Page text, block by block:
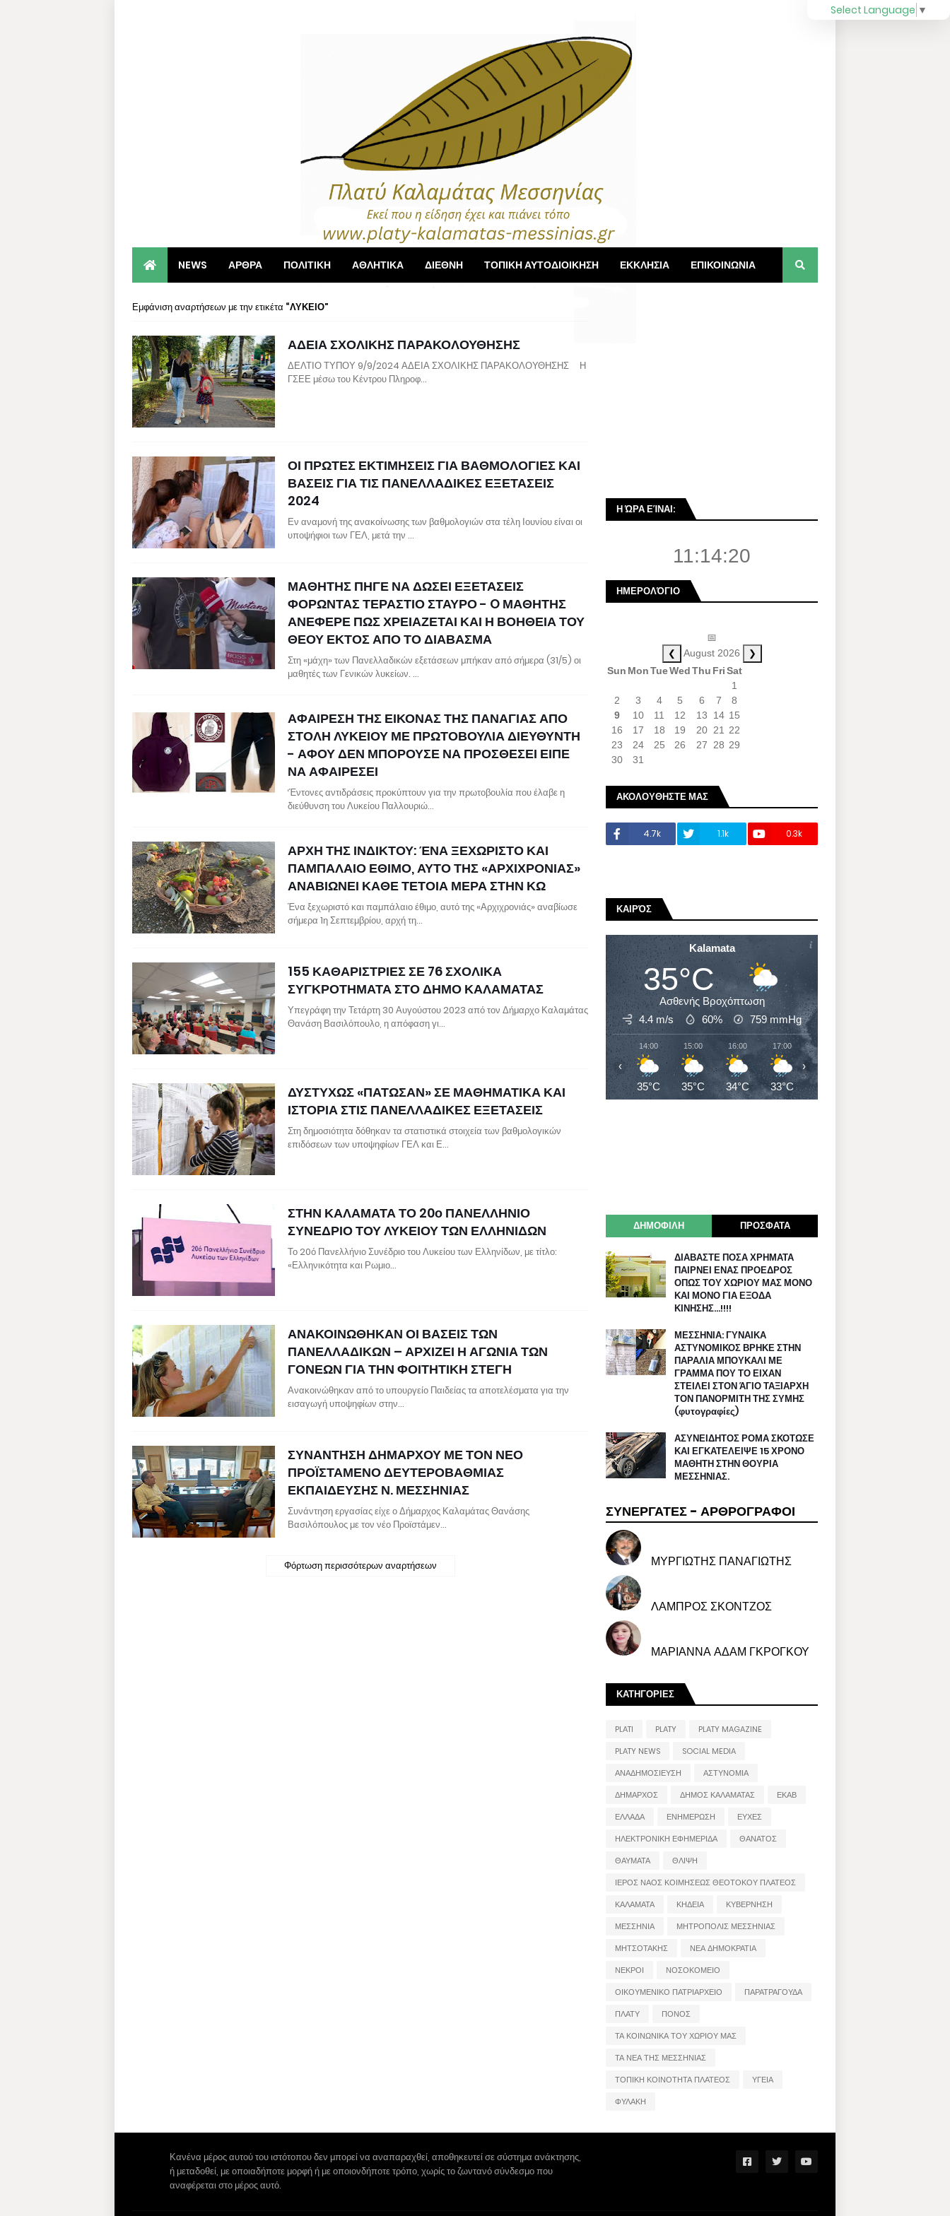
NEWS ΑΡΘΡΑ ΠΟΛΙΤΙΚΗ ΑΘΛΗΤΙΚΑ ΔΙΕΘΝΗ ΤΟΠΙΚΗ ΑΥΤΟΔΙΟΙΚΗΣΗ ΕΚΚΛΗΣΙΑ ΕΠΙΚΟΙΝΩΝΙΑ
Εμφάνιση αναρτήσεων με την ετικέτα ΛΥΚΕΙΟ
ΑΔΕΙΑ ΣΧΟΛΙΚΗΣ ΠΑΡΑΚΟΛΟΥΘΗΣΗΣ
ΔΕΛΤΙΟ ΤΥΠΟΥ 9/9/2024 ΑΔΕΙΑ ΣΧΟΛΙΚΗΣ ΠΑΡΑΚΟΛΟΥΘΗΣΗΣ Η
ΓΣΕΕ μέσω του Κέντρου Πληροφ…
ΟΙ ΠΡΩΤΕΣ ΕΚΤΙΜΗΣΕΙΣ ΓΙΑ ΒΑΘΜΟΛΟΓΙΕΣ ΚΑΙ
ΒΑΣΕΙΣ ΓΙΑ ΤΙΣ ΠΑΝΕΛΛΑΔΙΚΕΣ ΕΞΕΤΑΣΕΙΣ
2024
Εν αναμονή της ανακοίνωσης των βαθμολογιών στα τέλη Ιουνίου είναι οι
υποψήφιοι των ΓΕΛ, μετά την …
ΜΑΘΗΤΗΣ ΠΗΓΕ ΝΑ ΔΩΣΕΙ ΕΞΕΤΑΣΕΙΣ
ΦΟΡΩΝΤΑΣ ΤΕΡΑΣΤΙΟ ΣΤΑΥΡΟ - O ΜΑΘΗΤΗΣ
ΑΝΕΦΕΡΕ ΠΩΣ ΧΡΕΙΑΖΕΤΑΙ ΚΑΙ Η ΒΟΗΘΕΙΑ ΤΟΥ
ΘΕΟΥ ΕΚΤΟΣ ΑΠΟ ΤΟ ΔΙΑΒΑΣΜΑ
Στη «μάχη» των Πανελλαδικών εξετάσεων μπήκαν από σήμερα (31/5) οι
μαθητές των Γενικών λυκείων. …
ΑΦΑΙΡΕΣΗ ΤΗΣ ΕΙΚΟΝΑΣ ΤΗΣ ΠΑΝΑΓΙΑΣ ΑΠΟ
ΣΤΟΛΗ ΛΥΚΕΙΟΥ ΜΕ ΠΡΩΤΟΒΟΥΛΙΑ ΔΙΕΥΘΥΝΤΗ
- ΑΦΟΥ ΔΕΝ ΜΠΟΡΟΥΣΕ ΝΑ ΠΡΟΣΘΕΣΕΙ ΕΙΠΕ
ΝΑ ΑΦΑΙΡΕΣΕΙ
‘Έντονες αντιδράσεις προκύπτουν για την πρωτοβουλία που έλαβε η
διεύθυνση του Λυκείου Παλλουριώ…
ΑΡΧΗ ΤΗΣ ΙΝΔΙΚΤΟΥ: ΈΝΑ ΞΕΧΩΡΙΣΤΟ ΚΑΙ
ΠΑΜΠΑΛΑΙΟ ΕΘΙΜΟ, ΑΥΤΟ ΤΗΣ «ΑΡΧΙΧΡΟΝΙΑΣ»
ΑΝΑΒΙΩΝΕΙ ΚΑΘΕ ΤΕΤΟΙΑ ΜΕΡΑ ΣΤΗΝ ΚΩ
Ένα ξεχωριστό και παμπάλαιο έθιμο, αυτό της «Αρχιχρονιάς» αναβίωσε
σήμερα 1η Σεπτεμβρίου, αρχή τη…
155 ΚΑΘΑΡΙΣΤΡΙΕΣ ΣΕ 76 ΣΧΟΛΙΚΑ
ΣΥΓΚΡΟΤΗΜΑΤΑ ΣΤΟ ΔΗΜΟ ΚΑΛΑΜΑΤΑΣ
Υπεγράφη την Τετάρτη 30 Αυγούστου 2023 από τον Δήμαρχο Καλαμάτας
Θανάση Βασιλόπουλο, η απόφαση γι…
ΔΥΣΤΥΧΩΣ «ΠΑΤΩΣΑΝ» ΣΕ ΜΑΘΗΜΑΤΙΚΑ ΚΑΙ
ΙΣΤΟΡΙΑ ΣΤΙΣ ΠΑΝΕΛΛΑΔΙΚΕΣ ΕΞΕΤΑΣΕΙΣ
Στη δημοσιότητα δόθηκαν τα στατιστικά στοιχεία των βαθμολογικών
επιδόσεων των υποψηφίων ΓΕΛ και Ε…
ΣΤΗΝ ΚΑΛΑΜΑΤΑ ΤΟ 20ο ΠΑΝΕΛΛΗΝΙΟ
ΣΥΝΕΔΡΙΟ ΤΟΥ ΛΥΚΕΙΟΥ ΤΩΝ ΕΛΛΗΝΙΔΩΝ
Το 20ό Πανελλήνιο Συνέδριο του Λυκείου των Ελληνίδων, με τίτλο:
«Ελληνικότητα και Ρωμιο…
ΑΝΑΚΟΙΝΩΘΗΚΑΝ ΟΙ ΒΑΣΕΙΣ ΤΩΝ
ΠΑΝΕΛΛΑΔΙΚΩΝ – ΑΡΧΙΖΕΙ Η ΑΓΩΝΙΑ ΤΩΝ
ΓΟΝΕΩΝ ΓΙΑ ΤΗΝ ΦΟΙΤΗΤΙΚΗ ΣΤΕΓΗ
Ανακοινώθηκαν από το υπουργείο Παιδείας τα αποτελέσματα για την
εισαγωγή υποψηφίων στην…
ΣΥΝΑΝΤΗΣΗ ΔΗΜΑΡΧΟΥ ΜΕ ΤΟΝ ΝΕΟ
ΠΡΟΪΣΤΑΜΕΝΟ ΔΕΥΤΕΡΟΒΑΘΜΙΑΣ
ΕΚΠΑΙΔΕΥΣΗΣ Ν. ΜΕΣΣΗΝΙΑΣ
Συνάντηση εργασίας είχε ο Δήμαρχος Καλαμάτας Θανάσης
Βασιλόπουλος με τον νέο Προϊστάμεν…
Φόρτωση περισσότερων αναρτήσεων
Select Language ▼
Η ΏΡΑ ΕΊΝΑΙ:
11:14:21
ΗΜΕΡΟΛΌΓΙΟ
📅
❮ August 2026 ❯
Sun MonTueWedThu FriSat
1
2
3 4 5 6 7
8
9
10 11 12 13 14 15
16
17 18 19 20 21
22
23
24 25 26 27 28 29
30
31
ΑΚΟΛΟΥΘΗΣΤΕ ΜΑΣ
4.7k 1.1k 0.3k
ΚΑΙΡΌΣ
Kalamata
35°C
Ασθενής Βροχόπτωση
4.4 m/s
60% 759mmHg
14:00
35°C
15:00
35°C
16:00
34°C
17:00
33°C 32°C
‹ ›
ΔΗΜΟΦΙΛΗ ΠΡΟΣΦΑΤΑ
ΔΙΑΒΑΣΤΕ ΠΟΣΑ ΧΡΗΜΑΤΑ
ΠΑΙΡΝΕΙ ΕΝΑΣ ΠΡΟΕΔΡΟΣ
ΟΠΩΣ ΤΟΥ ΧΩΡΙΟΥ ΜΑΣ ΜΟΝΟ
ΚΑΙ ΜΟΝΟ ΓΙΑ ΕΞΟΔΑ
ΚΙΝΗΣΗΣ…!!!!
ΜΕΣΣΗΝΙΑ: ΓΥΝΑΙΚΑ
ΑΣΤΥΝΟΜΙΚΟΣ ΒΡΗΚΕ ΣΤΗΝ
ΠΑΡΑΛΙΑ ΜΠΟΥΚΑΛΙ ΜΕ
ΓΡΑΜΜΑ ΠΟΥ ΤΟ ΕΙΧΑΝ
ΣΤΕΙΛΕΙ ΣΤΟΝ ΆΓΙΟ ΤΑΞΙΑΡΧΗ
ΤΟΝ ΠΑΝΟΡΜΙΤΗ ΤΗΣ ΣΥΜΗΣ
(φυτογραφίες)
ΑΣΥΝΕΙΔΗΤΟΣ ΡΟΜΑ ΣΚΟΤΩΣΕ
ΚΑΙ ΕΓΚΑΤΕΛΕΙΨΕ 15 ΧΡΟΝΟ
ΜΑΘΗΤΗ ΣΤΗΝ ΘΟΥΡΙΑ
ΜΕΣΣΗΝΙΑΣ.
ΣΥΝΕΡΓΑΤΕΣ - ΑΡΘΡΟΓΡΑΦΟΙ
ΜΥΡΓΙΩΤΗΣ ΠΑΝΑΓΙΩΤΗΣ
ΛΑΜΠΡΟΣ ΣΚΟΝΤΖΟΣ
ΜΑΡΙΑΝΝΑ ΑΔΑΜ ΓΚΡΟΓΚΟΥ
ΚΑΤΗΓΟΡΙΕΣ
PLATI PLATY
PLATY MAGAZINE
PLATY NEWS
SOCIAL MEDIA
ΑΝΑΔΗΜΟΣΙΕΥΣΗ
ΑΣΤΥΝΟΜΙΑ
ΔΗΜΑΡΧΟΣ
ΔΗΜΟΣ ΚΑΛΑΜΑΤΑΣ
ΕΚΑΒ
ΕΛΛΑΔΑ
ΕΝΗΜΕΡΩΣΗ
ΕΥΧΕΣ
ΗΛΕΚΤΡΟΝΙΚΗ ΕΦΗΜΕΡΙΔΑ
ΘΑΝΑΤΟΣ
ΘΑΥΜΑΤΑ
ΘΛΙΨΗ
ΙΕΡΟΣ ΝΑΟΣ ΚΟΙΜΗΣΕΩΣ ΘΕΟΤΟΚΟΥ ΠΛΑΤΕΟΣ
ΚΑΛΑΜΑΤΑ
ΚΗΔΕΙΑ
ΚΥΒΕΡΝΗΣΗ
ΜΕΣΣΗΝΙΑ
ΜΗΤΡΟΠΟΛΙΣ ΜΕΣΣΗΝΙΑΣ
ΜΗΤΣΟΤΑΚΗΣ
ΝΕΑ ΔΗΜΟΚΡΑΤΙΑ
ΝΕΚΡΟΙ
ΝΟΣΟΚΟΜΕΙΟ
ΟΙΚΟΥΜΕΝΙΚΟ ΠΑΤΡΙΑΡΧΕΙΟ
ΠΑΡΑΤΡΑΓΟΥΔΑ
ΠΛΑΤΥ
ΠΟΝΟΣ
ΤΑ ΚΟΙΝΩΝΙΚΑ ΤΟΥ ΧΩΡΙΟΥ ΜΑΣ
ΤΑ ΝΕΑ ΤΗΣ ΜΕΣΣΗΝΙΑΣ
ΤΟΠΙΚΗ ΚΟΙΝΟΤΗΤΑ ΠΛΑΤΕΟΣ
ΥΓΕΙΑ
ΦΥΛΑΚΗ
Κανένα μέρος αυτού του ιστότοπου δεν μπορεί να αναπαραχθεί, αποθηκευτεί σε σύστημα ανάκτησης,
ή μεταδοθεί, με οποιαδήποτε μορφή ή με οποιονδήποτε τρόπο, χωρίς το ζωντανό σύνδεσμο που
αναφέρεται στο μέρος αυτό.